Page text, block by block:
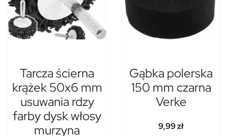
Tarcza ścierna
krążek 50x6 mm
usuwania rdzy
farby dysk włosy
murzyna
Gąbka polerska
150 mm czarna
Verke
9,99 zł